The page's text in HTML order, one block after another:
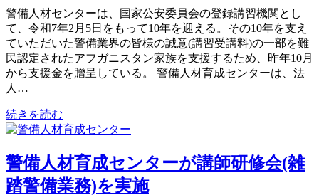
警備人材センターは、国家公安委員会の登録講習機関とし
て、令和7年2月5日をもって10年を迎える。その10年を支え
ていただいた警備業界の皆様の誠意(講習受講料)の一部を難
民認定されたアフガニスタン家族を支援するため、昨年10月
から支援金を贈呈している。 警備人材育成センターは、法
人…
続きを読む
警備人材育成センターが講師研修会(雑
踏警備業務)を実施